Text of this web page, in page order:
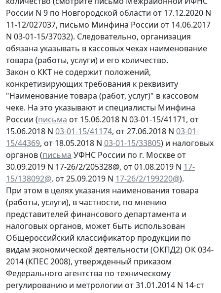
России N 9 по Новгородской области от 17.12.2020 N
11-12/027037, письмо Минфина России от 14.06.2017
N 03-01-15/37032). Следовательно, организация
обязана указывать в кассовых чеках наименование
товара (работы, услуги) и его количество.
Закон о ККТ не содержит положений,
конкретизирующих требования к реквизиту
"Наименование товара (работ, услуг)" в кассовом
чеке. На это указывают и специалисты Минфина
России (письма от 15.06.2018 N 03-01-15/41171, от
15.06.2018 N 03-01-15/41174, от 27.06.2018 N 03-01-
15/44369, от 18.05.2018 N 03-01-15/33805) и налоговых
органов (письма УФНС России по г. Москве от
30.09.2019 N 17-26/2/205328@, от 01.08.2019 N 17-
15/138092@, от 25.09.2019 N 17-26/2/199220@).
При этом в целях указания наименования товара
(работы, услуги), в частности, по мнению
представителей финансового департамента и
налоговых органов, может быть использован
Общероссийский классификатор продукции по
видам экономической деятельности (ОКПД2) ОК 034-
2014 (КПЕС 2008), утвержденный приказом
Федерального агентства по техническому
регулированию и метрологии от 31.01.2014 N 14-ст